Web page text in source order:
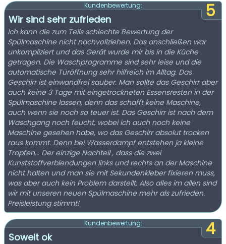
5
Kundenbewertung:
Wir sind sehr zufrieden
Ich kann die zum Teils schlechte Bewertung der
Spülmaschine nicht nachvollziehen. Das anschließen war
unkompliziert und das Gerät wurde mir bis in die Küche
getragen. Die Waschprogramme sind sehr leise und die
automatische Türöffnung sehr hilfreich im Alltag. Das
Geschirr ist einwandfrei sauber. Man sollte das Geschirr aber
auch keine 3 Tage mit eingetrockneten Essensresten in der
Spülmaschine lassen, denn das schafft keine Maschine,
auch wenn sie noch so teuer ist. Das Geschirr ist nach dem
Waschgang noch feucht, wobei ich auch noch keine
Maschine gesehen habe, wo das Geschirr absolut trocken
raus kommt. Denn bei Wasserdampf entstehen ja kleine
Tropfen... Der einzige Nachteil , dass die zwei
Kunststoffverblendungen links und rechts an der Maschine
nicht halten und man sie mit Sekundenkleber fixieren muss,
was aber auch kein Problem darstellt. Also alles im allen sind
wir mit unseren neuen Spülmaschine mehr als zufrieden.
Preisleistung stimmt!
4
Kundenbewertung:
Soweit ok